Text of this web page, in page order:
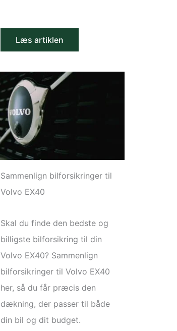
Læs artiklen
Sammenlign bilforsikringer til
Volvo EX40
Skal du finde den bedste og
billigste bilforsikring til din
Volvo EX40? Sammenlign
bilforsikringer til Volvo EX40
her, så du får præcis den
dækning, der passer til både
din bil og dit budget.